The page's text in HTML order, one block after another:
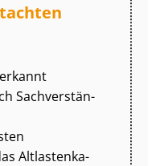
Sach­ver­stän­
Alt­las­ten­ka­